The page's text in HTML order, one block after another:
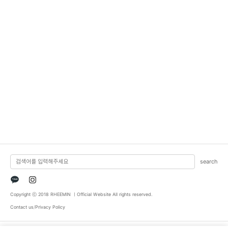
search
TALK
Copyright ⓒ 2018 RHEEMIN ㅣOfficial Website All rights reserved.
Contact us/Privacy Policy